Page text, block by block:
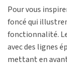
Pour vous
foncé qui
fonctionnalité.
avec des lignes
mettant en